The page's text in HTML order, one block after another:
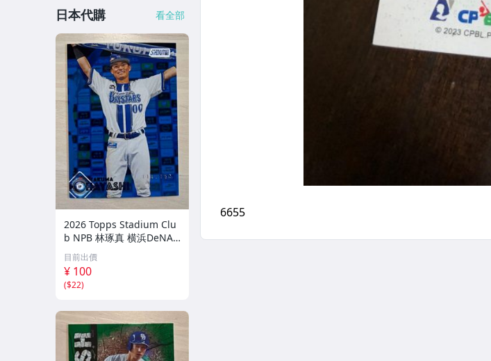
日本代購 看全部
2026 Topps Stadium Clu
b NPB 林琢真 横浜DeNA
ベイスターズ 150枚限定
シリアルカード
目前出價
¥ 100
($22)